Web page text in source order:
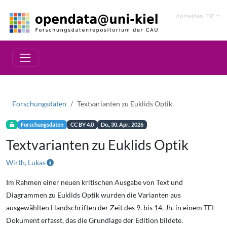
Anmelden DE
Forschungsdaten Textvarianten zu Euklids Optik
Forschungsdaten CC BY 4.0 Do., 30. Apr.. 2026
Textvarianten zu Euklids Optik
Wirth, Lukas
Im Rahmen einer neuen kritischen Ausgabe von Text und
Diagrammen zu Euklids Optik wurden die Varianten aus
ausgewählten Handschriften der Zeit des 9. bis 14. Jh. in einem TEI-
Dokument erfasst, das die Grundlage der Edition bildete.